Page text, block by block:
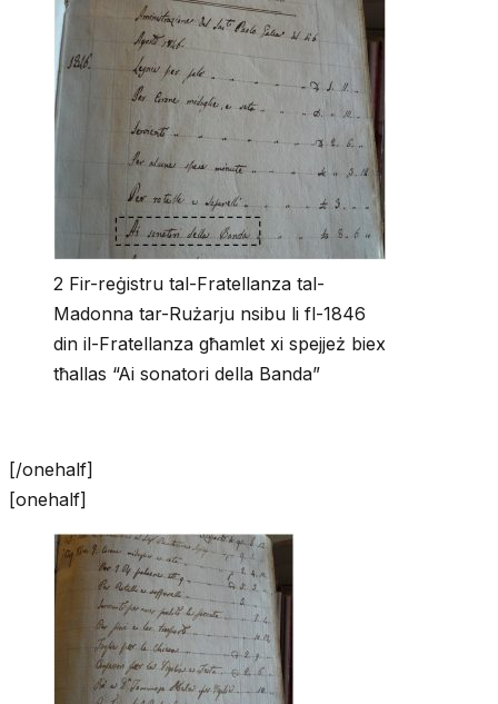
2 Fir-reġistru tal-Fratellanza tal-
Madonna tar-Rużarju nsibu li fl-1846
din il-Fratellanza għamlet xi spejjeż biex
tħallas “Ai sonatori della Banda”
[/onehalf]
[onehalf]